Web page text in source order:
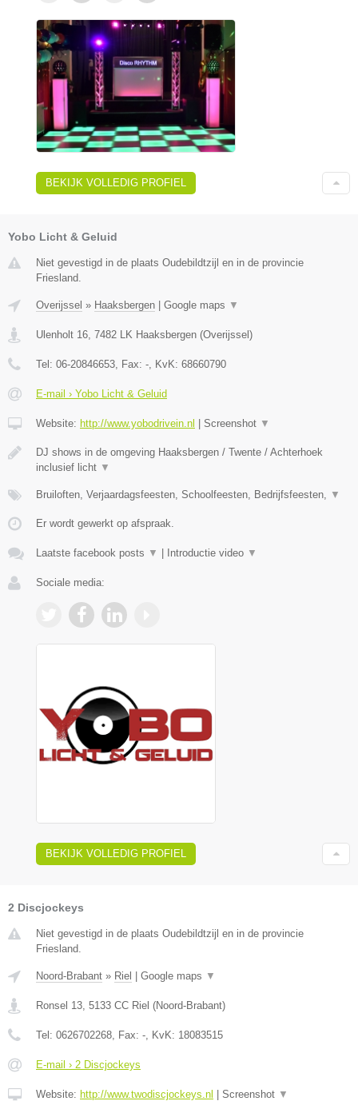
BEKIJK VOLLEDIG PROFIEL
Yobo Licht & Geluid
Niet gevestigd in de plaats Oudebildtzijl en in de provincie
Friesland.
Overijssel » Haaksbergen | Google maps ▼
Ulenholt 16 7482 LK Haaksbergen (Overijssel)
Tel: 06-20846653 , Fax: - , KvK: 68660790
E-mail › Yobo Licht & Geluid
Website: http://www.yobodrivein.nl | Screenshot ▼
DJ shows in de omgeving Haaksbergen / Twente / Achterhoek
inclusief licht ▼
Bruiloften, Verjaardagsfeesten, Schoolfeesten, Bedrijfsfeesten, ▼
Er wordt gewerkt op afspraak.
Laatste facebook posts ▼ | Introductie video ▼
Sociale media:
BEKIJK VOLLEDIG PROFIEL
2 Discjockeys
Niet gevestigd in de plaats Oudebildtzijl en in de provincie
Friesland.
Noord-Brabant » Riel | Google maps ▼
Ronsel 13 5133 CC Riel (Noord-Brabant)
Tel: 0626702268 , Fax: - , KvK: 18083515
E-mail › 2 Discjockeys
Website: http://www.twodiscjockeys.nl | Screenshot ▼